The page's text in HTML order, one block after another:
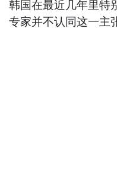
韩国在最近几年里特
专家并不认同这一主